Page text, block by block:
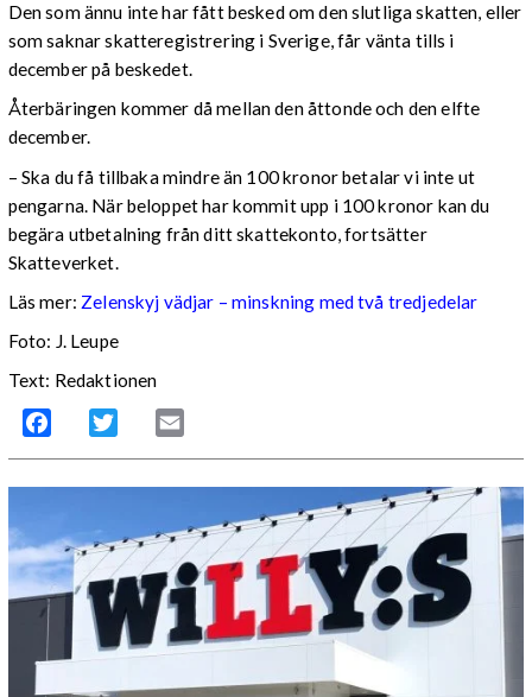
Den som ännu inte har fått besked om den slutliga skatten, eller
som saknar skatteregistrering i Sverige, får vänta tills i
december på beskedet.
Återbäringen kommer då mellan den åttonde och den elfte
december.
– Ska du få tillbaka mindre än 100 kronor betalar vi inte ut
pengarna. När beloppet har kommit upp i 100 kronor kan du
begära utbetalning från ditt skattekonto, fortsätter
Skatteverket.
Läs mer: Zelenskyj vädjar – minskning med två tredjedelar
Foto: J. Leupe
Text: Redaktionen
Facebook Twitter